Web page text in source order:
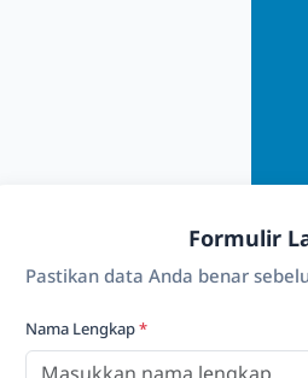
Formulir
Pastikan data Anda benar
Nama Lengkap*